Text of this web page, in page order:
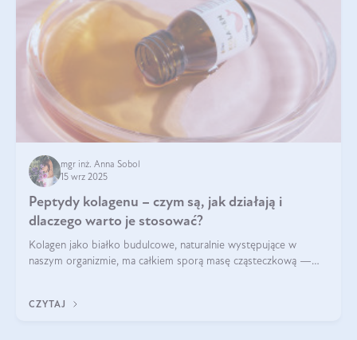
mgr inż. Anna Sobol
15 wrz 2025
Peptydy kolagenu – czym są, jak działają i
dlaczego warto je stosować?
Kolagen jako białko budulcowe, naturalnie występujące w
naszym organizmie, ma całkiem sporą masę cząsteczkową —
bardziej biodostępny
CZYTAJ